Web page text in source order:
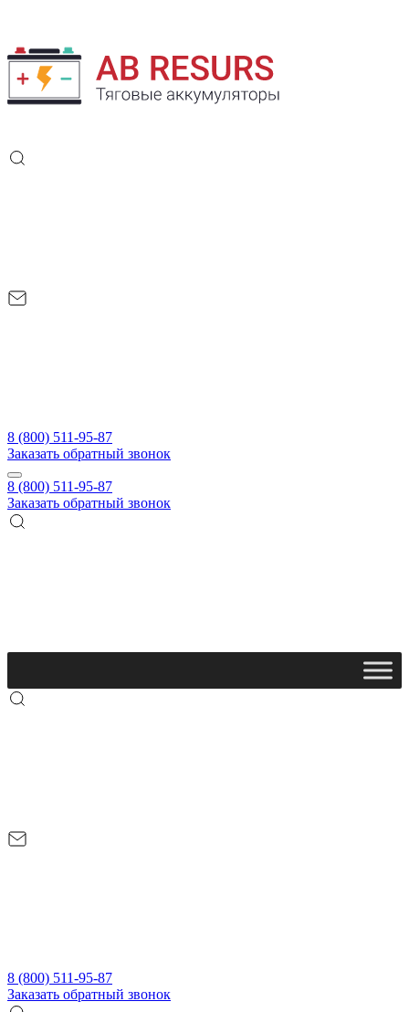
8 (800) 511-95-87
Заказать обратный звонок
8 (800) 511-95-87
Заказать обратный звонок
8 (800) 511-95-87
Заказать обратный звонок